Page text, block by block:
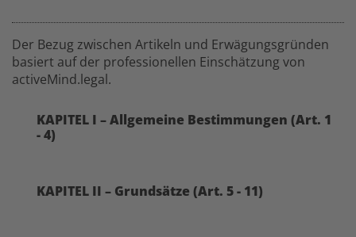
Der Bezug zwischen Artikeln und Erwägungsgründen
basiert auf der professionellen Einschätzung von
activeMind.legal.
KAPITEL I – Allgemeine Bestimmungen (Art. 1
- 4)
KAPITEL II – Grundsätze (Art. 5 - 11)